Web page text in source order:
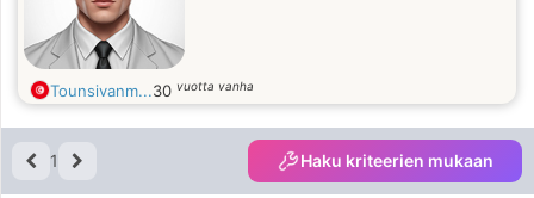
Tounsivanm...30 vuotta vanha
1 Haku kriteerien mukaan